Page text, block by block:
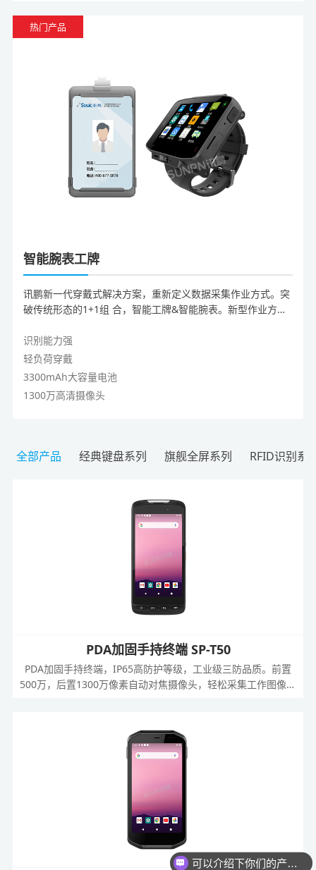
热门产品
智能腕表工牌
讯鹏新一代穿戴式解决方案，重新定义数据采集作业方式。突
破传统形态的1+1组 合，智能工牌&智能腕表。新型作业方
管理、前置仓拣货、生产制造质量巡检、仓储管理、电商拣
货、 医疗SPD耗材管理、检票收费等场景。
识别能力强
轻负荷穿戴
3300mAh大容量电池
1300万高清摄像头
全部产品 经典键盘系列 旗舰全屏系列 RFID识别系
PDA加固手持终端 SP-T50
PDA加固手持终端，IP65高防护等级，工业级三防品质。前置
500万，后置1300万像素自动对焦摄像头，轻松采集工作图像和